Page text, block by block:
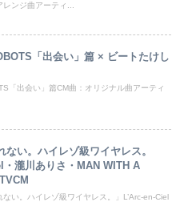
ンジ曲アーティ...
「出会い」篇 × ビートたけし
「出会い」篇CM曲：オリジナル曲アーティ
・瀧川ありさ・MAN WITH A
い。ハイレゾ級ワイヤレス。」L’Arc-en-Ciel